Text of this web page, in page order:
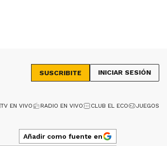
SUSCRIBITE INICIAR SESIÓN
TV EN VIVO RADIO EN VIVO CLUB EL ECO JUEGOS
Añadir como fuente en